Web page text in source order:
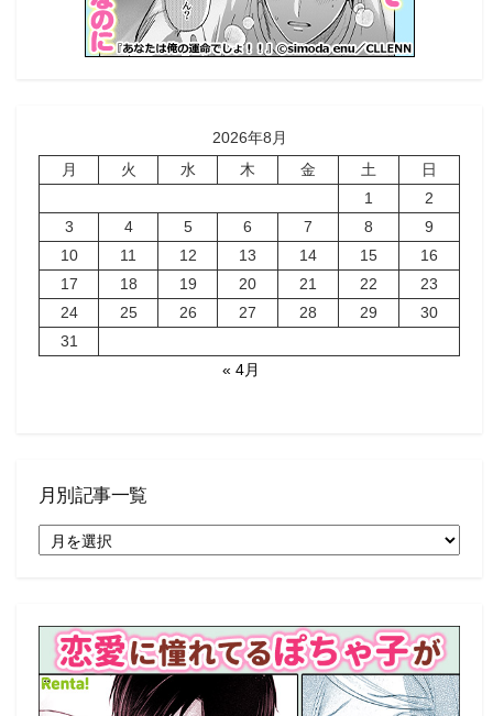
2026年8月
月
火 水 木 金 土
日
1
2
3
4 5 6 7 8
9
10
11 12 13 14 15
16
17
18 19 20 21 22
23
24
25 26 27 28 29
30
31
« 4月
月別記事一覧
別